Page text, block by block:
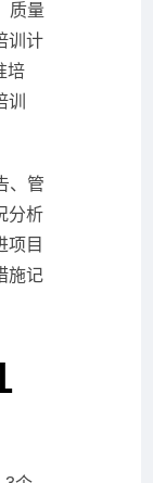
质量
训计
培
、管
分析
项目
施记